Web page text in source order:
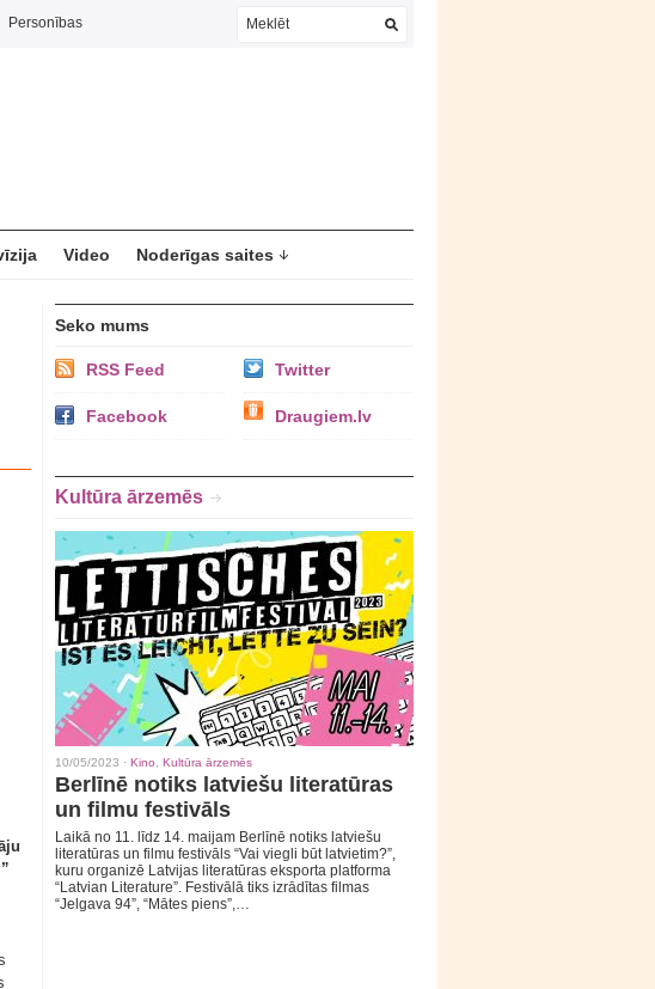
Personības
Video Noderīgas saites
Seko mums
RSS Feed Twitter
Facebook Draugiem.lv
Kultūra ārzemēs
10/05/2023 · Kino Kultūra ārzemēs
Berlīnē notiks latviešu literatūras
un filmu festivāls
Laikā no 11. līdz 14. maijam Berlīnē notiks latviešu
literatūras un filmu festivāls “Vai viegli būt latvietim?”,
kuru organizē Latvijas literatūras eksporta platforma
“Latvian Literature”. Festivālā tiks izrādītas filmas
“Jelgava 94”, “Mātes piens”,…